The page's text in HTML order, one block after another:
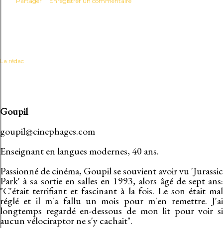
La rédac
Goupil
goupil@cinephages.com
Enseignant en langues modernes, 40 ans.
Passionné de cinéma, Goupil se souvient avoir vu 'Jurassic
Park' à sa sortie en salles en 1993, alors âgé de sept ans:
"C'était terrifiant et fascinant à la fois. Le son était mal
réglé et il m'a fallu un mois pour m'en remettre. J'ai
longtemps regardé en-dessous de mon lit pour voir si
aucun vélociraptor ne s'y cachait".